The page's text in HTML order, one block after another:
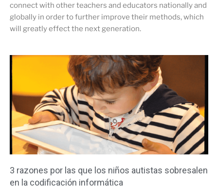
connect with other teachers and educators nationally and
globally in order to further improve their methods, which
will greatly effect the next generation.
3 razones por las que los niños autistas sobresalen
en la codificación informática